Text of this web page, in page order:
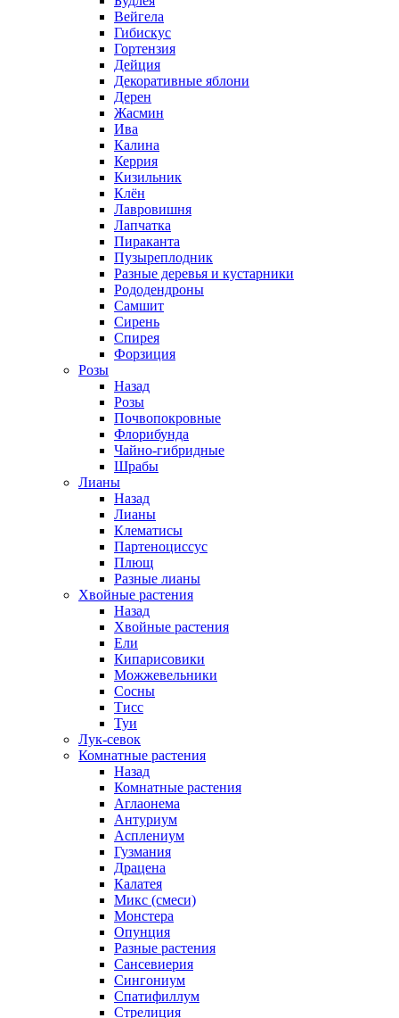
Вейгела
Гибискус
Гортензия
Дейция
Декоративные яблони
Дерен
Жасмин
Ива
Калина
Керрия
Кизильник
Клён
Лавровишня
Лапчатка
Пираканта
Пузыреплодник
Разные деревья и кустарники
Рододендроны
Самшит
Сирень
Спирея
Форзиция
Розы
Назад
Розы
Почвопокровные
Флорибунда
Чайно-гибридные
Шрабы
Лианы
Назад
Лианы
Клематисы
Партеноциссус
Плющ
Разные лианы
Хвойные растения
Назад
Хвойные растения
Ели
Кипарисовики
Можжевельники
Сосны
Тисс
Туи
Лук-севок
Комнатные растения
Назад
Комнатные растения
Аглаонема
Антуриум
Асплениум
Гузмания
Драцена
Калатея
Микс (смеси)
Монстера
Опунция
Разные растения
Сансевиерия
Сингониум
Спатифиллум
Стрелиция